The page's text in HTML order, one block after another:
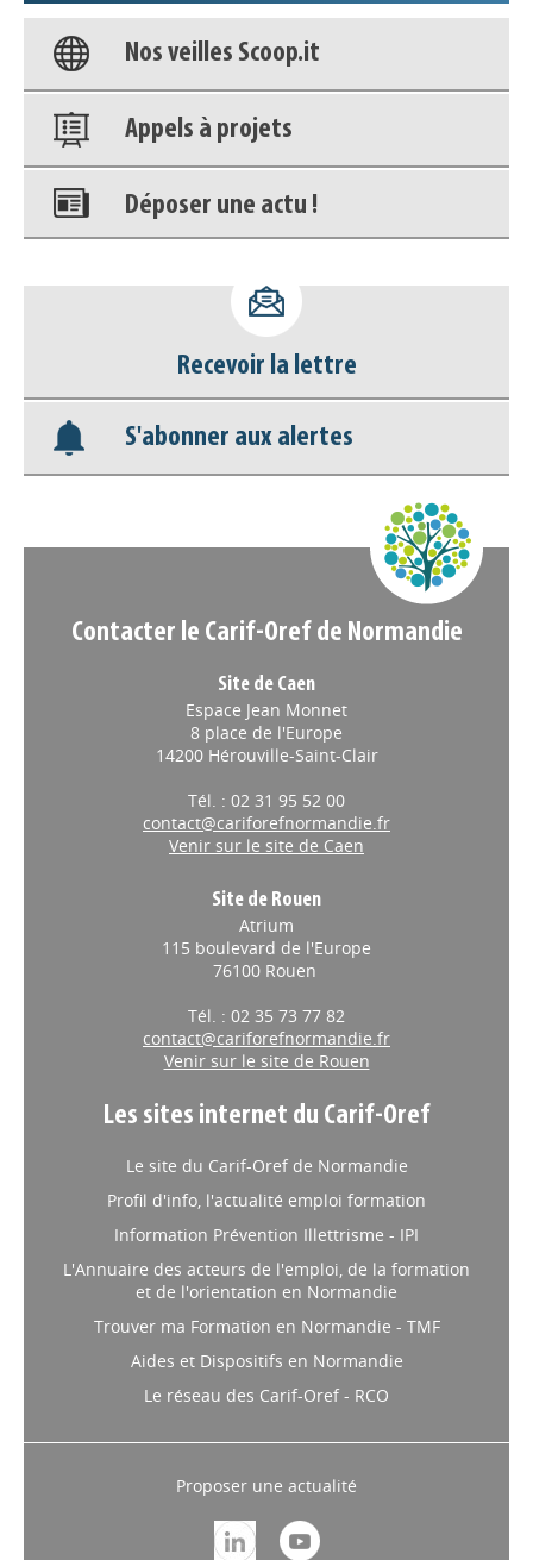
Nos veilles Scoop.it
Appels à projets
Déposer une actu !
déconnecter)
Base documentaire
Nos veilles Scoop.it
Recevoir la lettre
S'abonner aux alertes
Contacter le Carif-Oref de Normandie
Site de Caen
Espace Jean Monnet
8 place de l'Europe
14200 Hérouville-Saint-Clair
Tél. : 02 31 95 52 00
contact@cariforefnormandie.fr
Venir sur le site de Caen
Site de Rouen
Atrium
115 boulevard de l'Europe
76100 Rouen
Tél. : 02 35 73 77 82
contact@cariforefnormandie.fr
Venir sur le site de Rouen
Les sites internet du Carif-Oref
Le site du Carif-Oref de Normandie
Profil d'info, l'actualité emploi formation
Information Prévention Illettrisme - IPI
L'Annuaire des acteurs de l'emploi, de la formation
et de l'orientation en Normandie
Trouver ma Formation en Normandie - TMF
Aides et Dispositifs en Normandie
Le réseau des Carif-Oref - RCO
Proposer une actualité